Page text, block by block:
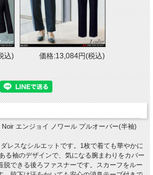
込) 価格:13,084円(税込)
エンジョイ ノワール プルオーバー(半袖)
レスなシルエットです。1枚で着ても華やかに
る袖のデザインで、気になる腕まわりをカバー
できる後ろファスナーです。スカーフをルー